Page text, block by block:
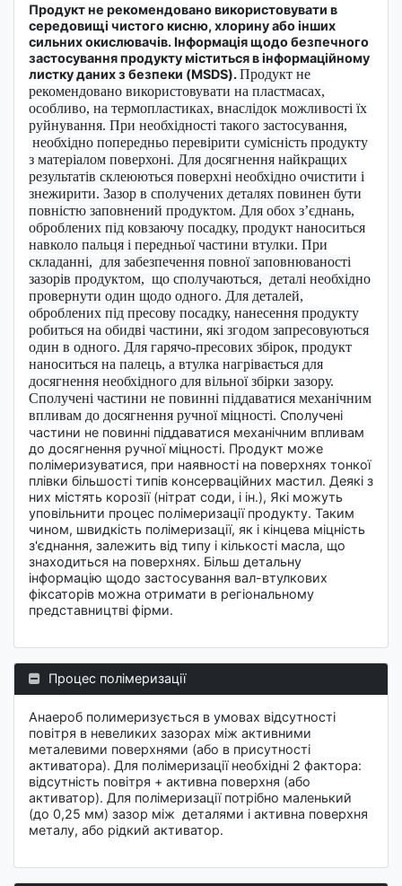
Продукт не рекомендовано використовувати в
середовищі чистого кисню, хлорину або інших
сильних окислювачів. Інформація щодо безпечного
застосування продукту міститься в інформаційному
листку даних з безпеки (MSDS).Продукт не
рекомендовано використовувати на пластмасах,
особливо, на термопластиках, внаслідок можливості їх
руйнування. При необхідності такого застосування,
необхідно попередньо перевірити сумісність продукту
з матеріалом поверхоні. Для досягнення найкращих
результатів склеюються поверхні необхідно очистити і
знежирити. Зазор в сполучених деталях повинен бути
повністю заповнений продуктом. Для обох з’єднань,
оброблених під ковзаючу посадку, продукт наноситься
навколо пальця і ​​передньої частини втулки. При
складанні, для забезпечення повної заповнюваності
зазорів продуктом, що сполучаються, деталі необхідно
провернути один щодо одного. Для деталей,
оброблених під пресову посадку, нанесення продукту
робиться на обидві частини, які згодом запресовуються
один в одного. Для гарячо-пресових збірок, продукт
наноситься на палець, а втулка нагрівається для
досягнення необхідного для вільної збірки зазору.
Сполучені частини не повинні піддаватися механічним
впливам до досягнення ручної міцності. Сполучені
частини не повинні піддаватися механічним впливам
до досягнення ручної міцності. Продукт може
полімеризуватися, при наявності на поверхнях тонкої
плівки більшості типів консерваційних мастил. Деякі з
них містять корозії (нітрат соди, і ін.), Які можуть
уповільнити процес полімеризації продукту. Таким
чином, швидкість полімеризації, як і кінцева міцність
з'єднання, залежить від типу і кількості масла, що
знаходиться на поверхнях. Більш детальну
інформацію щодо застосування вал-втулкових
фіксаторів можна отримати в регіональному
представництві фірми.
Процес полімеризації
Анаероб полимеризується в умовах відсутності
повітря в невеликих зазорах між активними
металевими поверхнями (або в присутності
активатора). Для полімеризації необхідні 2 фактора:
відсутність повітря + активна поверхня (або
активатор). Для полімеризації потрібно маленький
(до 0,25 мм) зазор між деталями і активна поверхня
металу, або рідкий активатор.